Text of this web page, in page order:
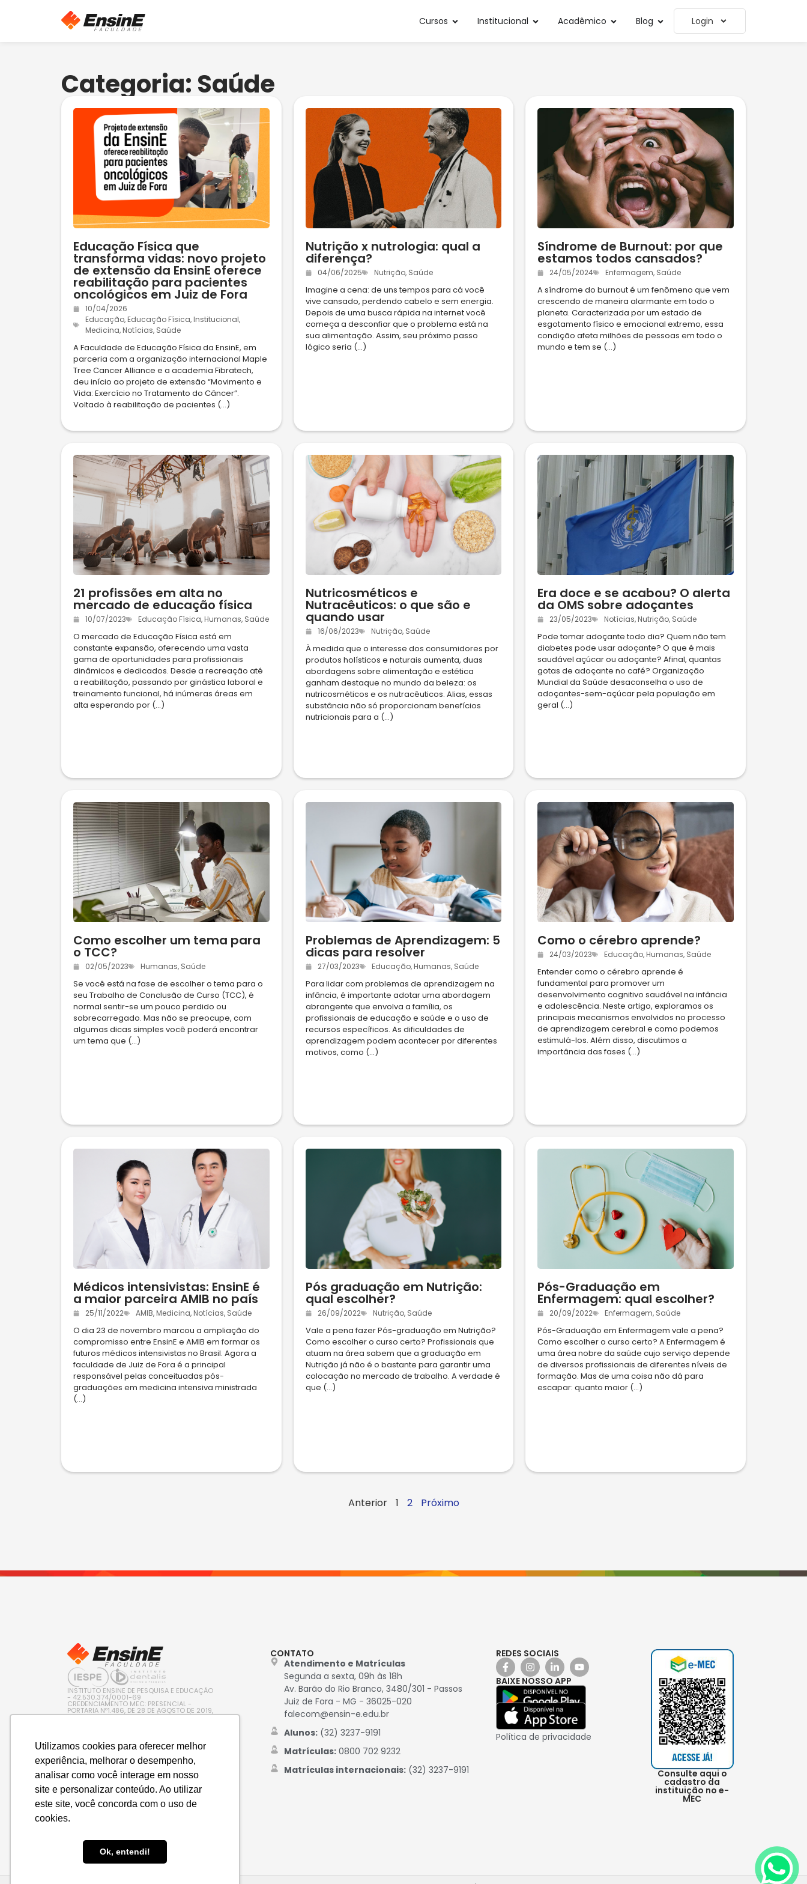
Utilizamos cookies para oferecer melhor
experiência, melhorar o desempenho,
analisar como você interage em nosso
site e personalizar conteúdo. Ao utilizar
este site, você concorda com o uso de
cookies.
Ok, entendi!
Cursos Institucional Acadêmico Blog Login
Categoria: Saúde
Educação Física que
transforma vidas: novo projeto
de extensão da EnsinE oferece
reabilitação para pacientes
oncológicos em Juiz de Fora
10/04/2026
Educação, Educação Física, Institucional,
Medicina, Notícias, Saúde
A Faculdade de Educação Física da EnsinE, em
parceria com a organização internacional Maple
Tree Cancer Alliance e a academia Fibratech,
deu início ao projeto de extensão “Movimento e
Vida: Exercício no Tratamento do Câncer”.
Voltado à reabilitação de pacientes (...)
Nutrição x nutrologia: qual a
diferença?
04/06/2025 Nutrição, Saúde
Imagine a cena: de uns tempos para cá você
vive cansado, perdendo cabelo e sem energia.
Depois de uma busca rápida na internet você
começa a desconfiar que o problema está na
sua alimentação. Assim, seu próximo passo
lógico seria (...)
Síndrome de Burnout: por que
estamos todos cansados?
24/05/2024 Enfermagem, Saúde
A síndrome do burnout é um fenômeno que vem
crescendo de maneira alarmante em todo o
planeta. Caracterizada por um estado de
esgotamento físico e emocional extremo, essa
condição afeta milhões de pessoas em todo o
mundo e tem se (...)
21 profissões em alta no
mercado de educação física
10/07/2023 Educação Física, Humanas, Saúde
O mercado de Educação Física está em
constante expansão, oferecendo uma vasta
gama de oportunidades para profissionais
dinâmicos e dedicados. Desde a recreação até
a reabilitação, passando por ginástica laboral e
treinamento funcional, há inúmeras áreas em
alta esperando por (...)
Nutricosméticos e
Nutracêuticos: o que são e
quando usar
16/06/2023 Nutrição, Saúde
À medida que o interesse dos consumidores por
produtos holísticos e naturais aumenta, duas
abordagens sobre alimentação e estética
ganham destaque no mundo da beleza: os
nutricosméticos e os nutracêuticos. Alias, essas
substância não só proporcionam benefícios
nutricionais para a (...)
Era doce e se acabou? O alerta
da OMS sobre adoçantes
23/05/2023 Notícias, Nutrição, Saúde
Pode tomar adoçante todo dia? Quem não tem
diabetes pode usar adoçante? O que é mais
saudável açúcar ou adoçante? Afinal, quantas
gotas de adoçante no café? Organização
Mundial da Saúde desaconselha o uso de
adoçantes-sem-açúcar pela população em
geral (...)
Como escolher um tema para
o TCC?
02/05/2023 Humanas, Saúde
Se você está na fase de escolher o tema para o
seu Trabalho de Conclusão de Curso (TCC), é
normal sentir-se um pouco perdido ou
sobrecarregado. Mas não se preocupe, com
algumas dicas simples você poderá encontrar
um tema que (...)
Problemas de Aprendizagem: 5
dicas para resolver
27/03/2023 Educação, Humanas, Saúde
Para lidar com problemas de aprendizagem na
infância, é importante adotar uma abordagem
abrangente que envolva a família, os
profissionais de educação e saúde e o uso de
recursos específicos. As dificuldades de
aprendizagem podem acontecer por diferentes
motivos, como (...)
Como o cérebro aprende?
24/03/2023 Educação, Humanas, Saúde
Entender como o cérebro aprende é
fundamental para promover um
desenvolvimento cognitivo saudável na infância
e adolescência. Neste artigo, exploramos os
principais mecanismos envolvidos no processo
de aprendizagem cerebral e como podemos
estimulá-los. Além disso, discutimos a
importância das fases (...)
Médicos intensivistas: EnsinE é
a maior parceira AMIB no país
25/11/2022 AMIB, Medicina, Notícias, Saúde
O dia 23 de novembro marcou a ampliação do
compromisso entre EnsinE e AMIB em formar os
futuros médicos intensivistas no Brasil. Agora a
faculdade de Juiz de Fora é a principal
responsável pelas conceituadas pós-
graduações em medicina intensiva ministrada
(...)
Pós graduação em Nutrição:
qual escolher?
26/09/2022 Nutrição, Saúde
Vale a pena fazer Pós-graduação em Nutrição?
Como escolher o curso certo? Profissionais que
atuam na área sabem que a graduação em
Nutrição já não é o bastante para garantir uma
colocação no mercado de trabalho. A verdade é
que (...)
Pós-Graduação em
Enfermagem: qual escolher?
20/09/2022 Enfermagem, Saúde
Pós-Graduação em Enfermagem vale a pena?
Como escolher o curso certo? A Enfermagem é
uma área nobre da saúde cujo serviço depende
de diversos profissionais de diferentes níveis de
formação. Mas de uma coisa não dá para
escapar: quanto maior (...)
Anterior 1 2 Próximo
INSTITUTO ENSINE DE PESQUISA E EDUCAÇÃO
- 42.530.374/0001-69
CREDENCIAMENTO MEC: PRESENCIAL -
PORTARIA Nº1.486, DE 28 DE AGOSTO DE 2019,
PUBLICADA NO D.O.U. EM 29/08/2019 / EAD –
CONTATO
Atendimento e Matrículas
Segunda a sexta, 09h às 18h
Av. Barão do Rio Branco, 3480/301 - Passos
Juiz de Fora - MG - 36025-020
falecom@ensin-e.edu.br
Alunos:(32) 3237-9191
Matrículas:0800 702 9232
Matrículas internacionais:(32) 3237-9191
REDES SOCIAIS
BAIXE NOSSO APP
Política de privacidade
Consulte aqui o
cadastro da
instituição no e-
MEC